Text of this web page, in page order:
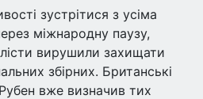
зустрітися з усіма
міжнародну паузу,
вирушили захищати
збірних. Британські
вже визначив тих